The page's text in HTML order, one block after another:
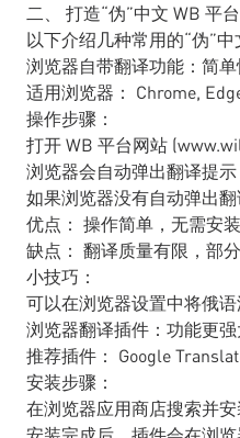
二、 打造“伪”中文 WB 平
以下介绍几种常用的“伪”中
浏览器自带翻译功能：简
适用浏览器： Chrome,
操作步骤：
打开 WB 平台网站
浏览器会自动弹出翻译提
如果浏览器没有自动弹出
优点： 操作简单，无需安
缺点： 翻译质量有限，部
小技巧：
可以在浏览器设置中将俄
浏览器翻译插件：功能更
推荐插件： Google
安装步骤：
在浏览器应用商店搜索并安